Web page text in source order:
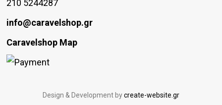
210 5244287
info@caravelshop.gr
Caravelshop Map
Design & Development bycreate-website.gr